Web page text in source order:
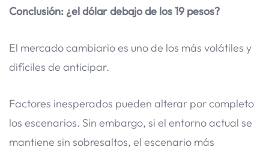
Conclusión: ¿el dólar debajo de los 19 pesos?
El mercado cambiario es uno de los más volátiles y
difíciles de anticipar.
Factores inesperados pueden alterar por completo
los escenarios. Sin embargo, si el entorno actual se
mantiene sin sobresaltos, el escenario más